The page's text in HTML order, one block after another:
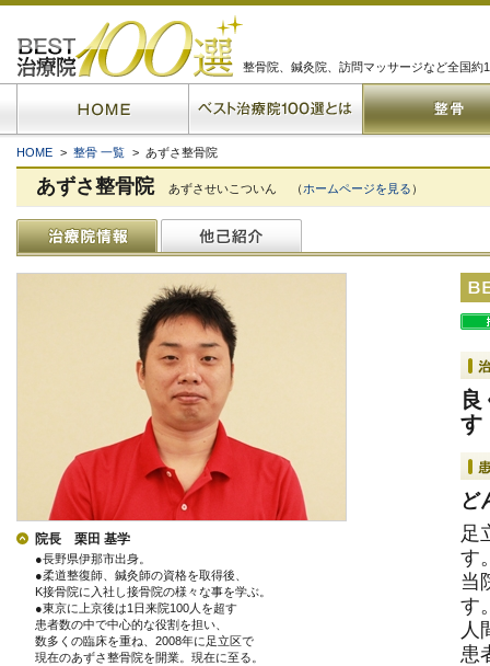
整骨院、鍼灸院、訪問マッサージなど全国約
HOME > 整骨 一覧 > あずさ整骨院
あずさ整骨院 あずさせいこついん （ ホームページを見る ）
院長 栗田 基学
●長野県伊那市出身。
●柔道整復師、鍼灸師の資格を取得後、
K接骨院に入社し接骨院の様々な事を学ぶ。
●東京に上京後は1日来院100人を超す
患者数の中で中心的な役割を担い、
数多くの臨床を重ね、2008年に足立区で
現在のあずさ整骨院を開業。現在に至る。
す
ど
足
す
当
す
人
患